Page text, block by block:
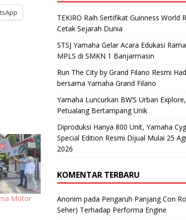
Motor
TEKIRO Raih Sertifikat Guinness World
Cetak Sejarah Dunia
STSJ Yamaha Gelar Acara Edukasi
MPLS di SMKN 1 Banjarmasin
Run The City by Grand Filano Resmi
bersama Yamaha Grand Filano
Yamaha Luncurkan BW’S Urban
Petualang Bertampang Unik
Diproduksi Hanya 800 Unit, Yamaha
Special Edition Resmi Dijual Mulai 25
2026
KOMENTAR TERBARU
Anonim pada Pengaruh Panjang Con
Seher) Terhadap Performa Engine